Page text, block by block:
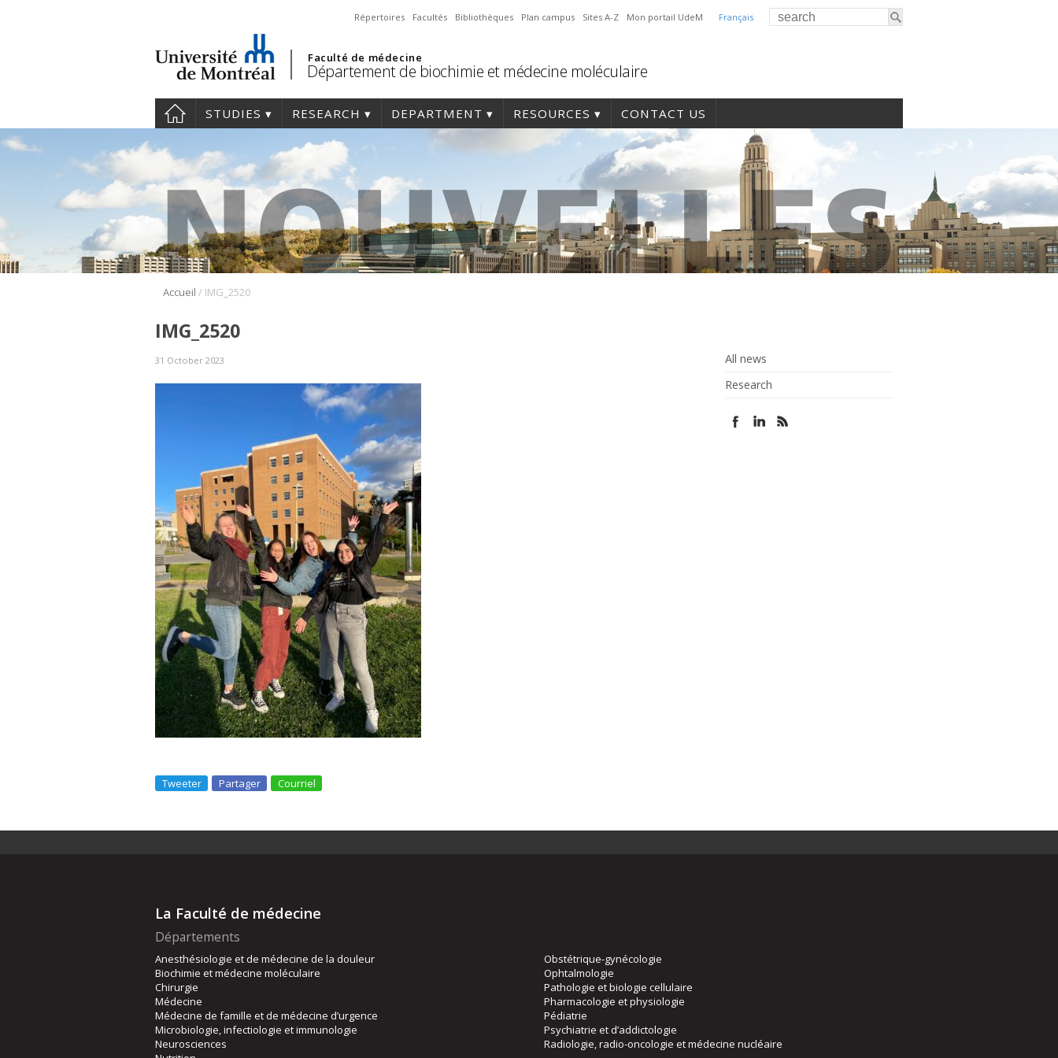
Français
Répertoires Facultés Bibliothèques Plan campus Sites A-Z Mon portail UdeM
Faculté de médecine
Département de biochimie et médecine moléculaire
STUDIES RESEARCH DEPARTMENT RESOURCES CONTACT US
Accueil / IMG_2520
All news
Research
IMG_2520
31 October 2023
Tweeter Partager Courriel
La Faculté de médecine
Départements
Anesthésiologie et de médecine de la douleur
Biochimie et médecine moléculaire
Chirurgie
Médecine
Médecine de famille et de médecine d’urgence
Microbiologie, infectiologie et immunologie
Neurosciences
Obstétrique-gynécologie
Ophtalmologie
Pathologie et biologie cellulaire
Pharmacologie et physiologie
Pédiatrie
Psychiatrie et d’addictologie
Radiologie, radio-oncologie et médecine nucléaire